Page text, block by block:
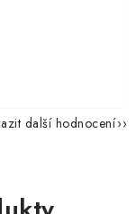
další hodnocení